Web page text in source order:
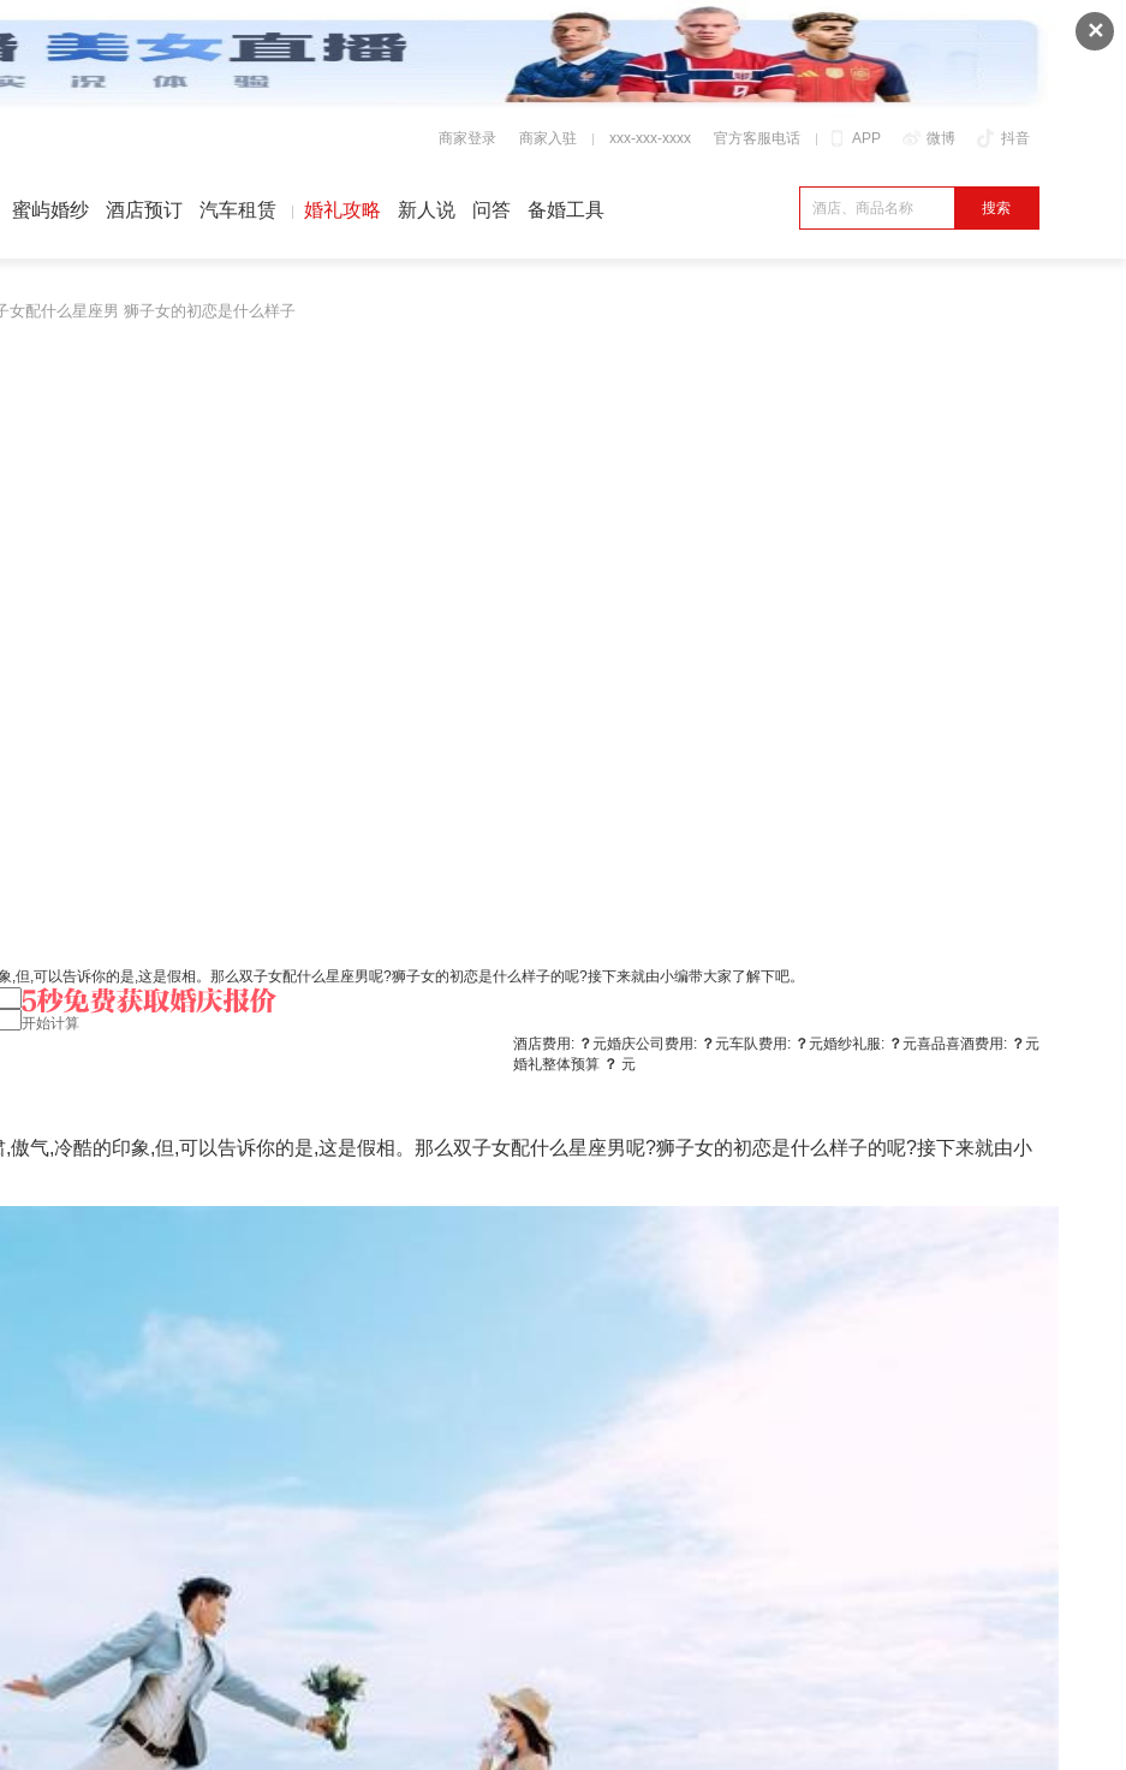
✕
APP 微博 抖音
商家登录 商家入驻 xxx-xxx-xxxx 官方客服电话
蜜屿婚纱 酒店预订 汽车租赁 婚礼攻略 新人说 问答 备婚工具
女配什么星座男 狮子女的初恋是什么样子
但,可以告诉你的是,这是假相。那么双子女配什么星座男呢?狮子女的初恋是什么样子的呢?接下来就由小编带大家了解下吧。
开始计算
酒店费用: ？元婚庆公司费用: ？元车队费用: ？元婚纱礼服: ？元喜品喜酒费用: ？元
婚礼整体预算 ？ 元
,冷酷的印象,但,可以告诉你的是,这是假相。那么双子女配什么星座男呢?狮子女的初恋是什么样子的呢?接下来就由小